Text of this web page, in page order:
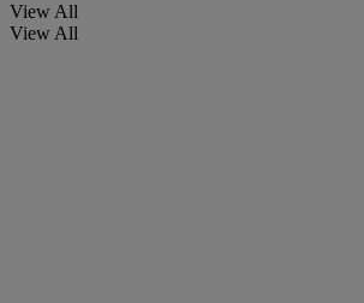
View All
View All